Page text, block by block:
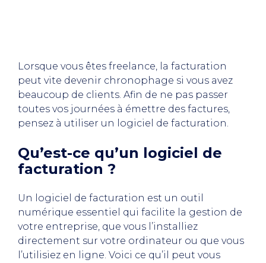
Lorsque vous êtes freelance, la facturation
peut vite devenir chronophage si vous avez
beaucoup de clients. Afin de ne pas passer
toutes vos journées à émettre des factures,
pensez à utiliser un logiciel de facturation.
Qu’est-ce qu’un logiciel de
facturation ?
Un logiciel de facturation est un outil
numérique essentiel qui facilite la gestion de
votre entreprise, que vous l’installiez
directement sur votre ordinateur ou que vous
l’utilisiez en ligne. Voici ce qu’il peut vous